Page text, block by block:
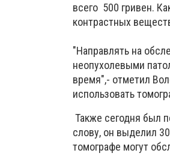
всего 500 гривен.
контрастных
"Направлять на
неопухолевыми
время",- отметил
использовать
Также сегодня был
слову, он выделил
томографе могут